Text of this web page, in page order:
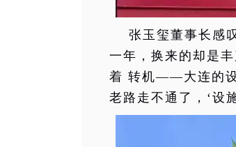
张玉玺董事长感
一年，换来的却是
着 转机——大连的设
老路走不通了，‘设